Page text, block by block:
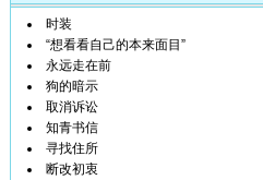
时装
“想看看自己的本来面目”
永远走在前
狗的暗示
取消诉讼
知青书信
寻找住所
断改初衷